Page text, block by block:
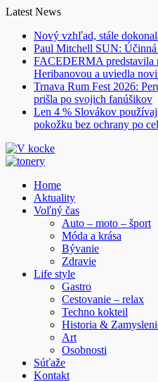
Skip
content
Latest News
Nový vzhľad, stále
Paul Mitchell SUN: Účinná
FACEDERMA predstavila
Heribanovou a uviedla
Trnava Rum Fest 2026:
prišla po svojich fanúšikov
Len 4 % Slovákov
pokožku bez ochrany po
Home
Aktuality
Voľný čas
Auto – moto – šport
Móda a krása
Bývanie
Zdravie
Life style
Gastro
Cestovanie – relax
Techno kokteil
Historia &
Art
Osobnosti
Súťaže
Kontakt